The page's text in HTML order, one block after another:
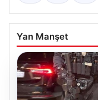
Yan Manşet